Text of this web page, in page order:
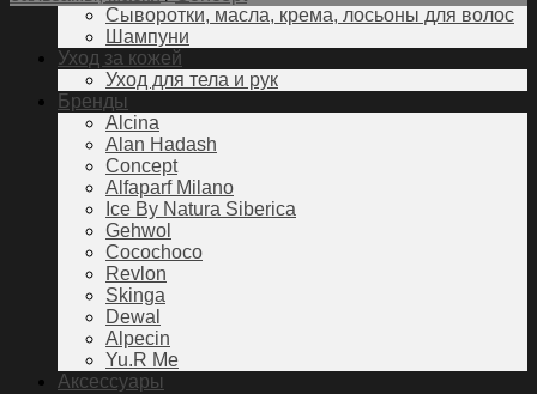
Сыворотки, масла, крема, лосьоны для волос
Шампуни
Уход за кожей
Уход для тела и рук
Бренды
Alcina
Alan Hadash
Concept
Alfaparf Milano
Ice By Natura Siberica
Gehwol
Cocochoco
Revlon
Skinga
Dewal
Alpecin
Yu.R Me
Аксессуары